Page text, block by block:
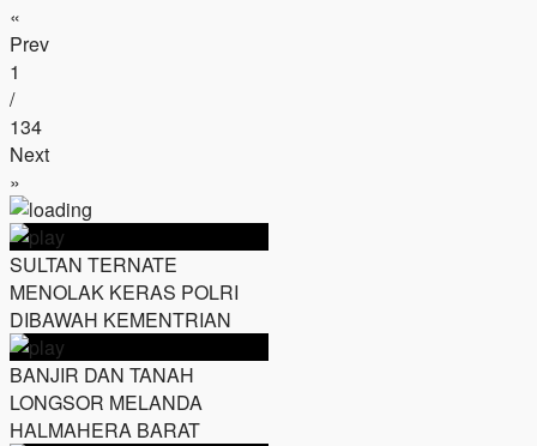
«
Prev
1
/
134
Next
»
SULTAN TERNATE
MENOLAK KERAS POLRI
DIBAWAH KEMENTRIAN
BANJIR DAN TANAH
LONGSOR MELANDA
HALMAHERA BARAT